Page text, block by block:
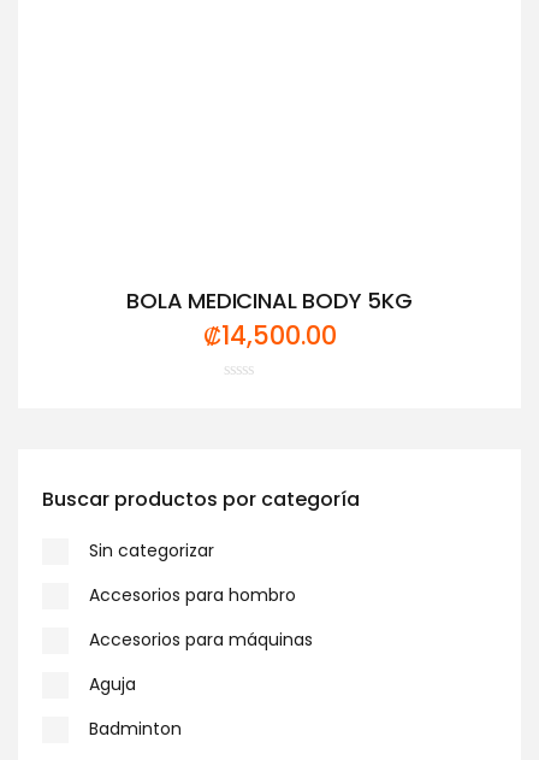
Buscar productos por categoría
Sin categorizar
Accesorios para hombro
Accesorios para máquinas
Aguja
Badminton
BOLA MEDICINAL BODY 5KG
₡14,500.00